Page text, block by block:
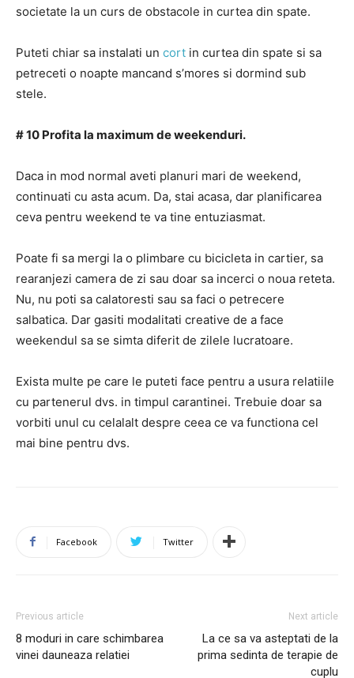
societate la un curs de obstacole in curtea din spate.
Puteti chiar sa instalati un cort in curtea din spate si sa
petreceti o noapte mancand s’mores si dormind sub
stele.
# 10 Profita la maximum de weekenduri.
Daca in mod normal aveti planuri mari de weekend,
continuati cu asta acum. Da, stai acasa, dar planificarea
ceva pentru weekend te va tine entuziasmat.
Poate fi sa mergi la o plimbare cu bicicleta in cartier, sa
rearanjezi camera de zi sau doar sa incerci o noua reteta.
Nu, nu poti sa calatoresti sau sa faci o petrecere
salbatica. Dar gasiti modalitati creative de a face
weekendul sa se simta diferit de zilele lucratoare.
Exista multe pe care le puteti face pentru a usura relatiile
cu partenerul dvs. in timpul carantinei. Trebuie doar sa
vorbiti unul cu celalalt despre ceea ce va functiona cel
mai bine pentru dvs.
Facebook Twitter
Previous article
8 moduri in care schimbarea
vinei dauneaza relatiei
Next article
La ce sa va asteptati de la
prima sedinta de terapie de
cuplu